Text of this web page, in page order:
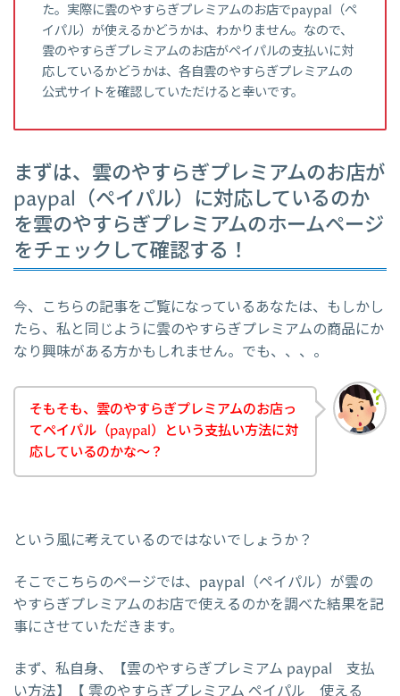
た。実際に雲のやすらぎプレミアムのお店でpaypal（ペ
イパル）が使えるかどうかは、わかりません。なので、
雲のやすらぎプレミアムのお店がペイパルの支払いに対
応しているかどうかは、各自雲のやすらぎプレミアムの
公式サイトを確認していただけると幸いです。
まずは、雲のやすらぎプレミアムのお店が
paypal（ペイパル）に対応しているのか
を雲のやすらぎプレミアムのホームページ
をチェックして確認する！
今、こちらの記事をご覧になっているあなたは、もしかし
たら、私と同じように雲のやすらぎプレミアムの商品にか
なり興味がある方かもしれません。でも、、、。
そもそも、雲のやすらぎプレミアムのお店っ
てペイパル（paypal）という支払い方法に対
応しているのかな～？
という風に考えているのではないでしょうか？
そこでこちらのページでは、paypal（ペイパル）が雲の
やすらぎプレミアムのお店で使えるのかを調べた結果を記
事にさせていただきます。
まず、私自身、【雲のやすらぎプレミアム paypal 支払
い方法】【 雲のやすらぎプレミアム ペイパル 使える